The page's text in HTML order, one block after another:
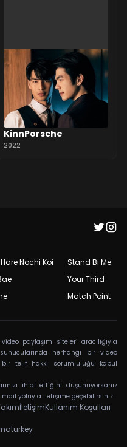
KinnPorsche
2022
Nochi Koi
Stand Bi Me
Your Third
Match Point
paylaşım siteleri aracılığıyla
herhangi bir video
bir telif hakkı sorumluluğu kabul
ihlal ettiğini düşünüyorsanız
yoluyla iletişime geçebilirsiniz.
İletişimKullanım Koşulları